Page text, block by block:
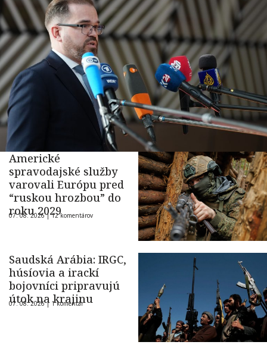
Americké
spravodajské služby
varovali Európu pred
“ruskou hrozbou” do
roku 2029
07. 08. 2026 |12 komentárov
Saudská Arábia: IRGC,
húsíovia a irackí
bojovníci pripravujú
útok na krajinu
07. 08. 2026 | 1 komentár